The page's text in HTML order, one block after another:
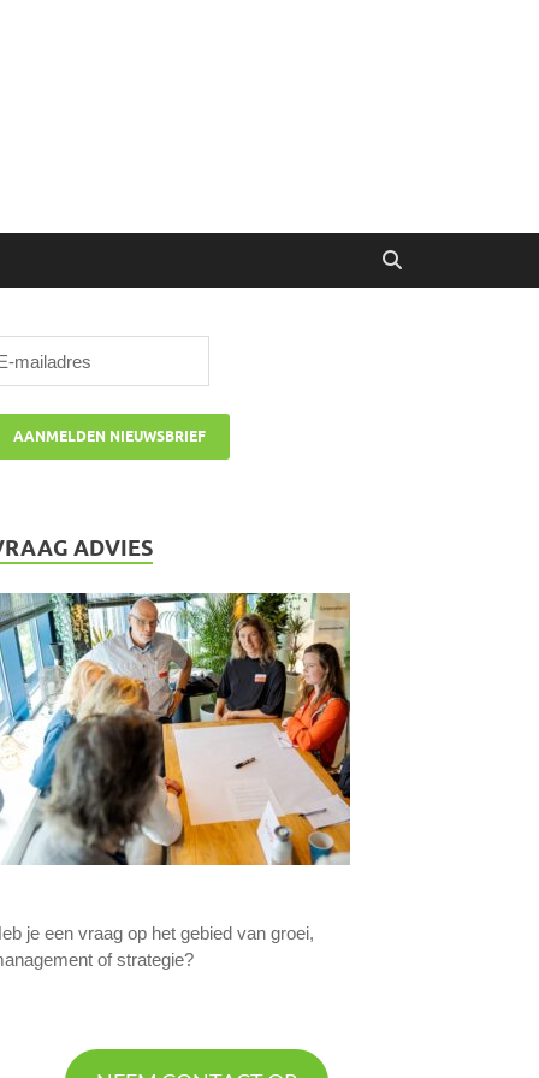
ADVIES
je een vraag op het gebied van groei,
of strategie?